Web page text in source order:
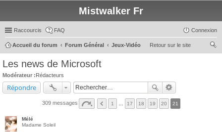
Mistwalker Fr
Raccourcis FAQ Connexion
Retour sur le site
Accueil du forum Forum Général
Jeux-Vidéo
Les news de Microsoft
Modérateur :Rédacteurs
Répondre
309 messages 1 17 18 19 20 21
Mélé
Madame Soleil